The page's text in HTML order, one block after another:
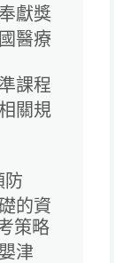
獻獎
醫療
課程
關規
防
的資
策略
津